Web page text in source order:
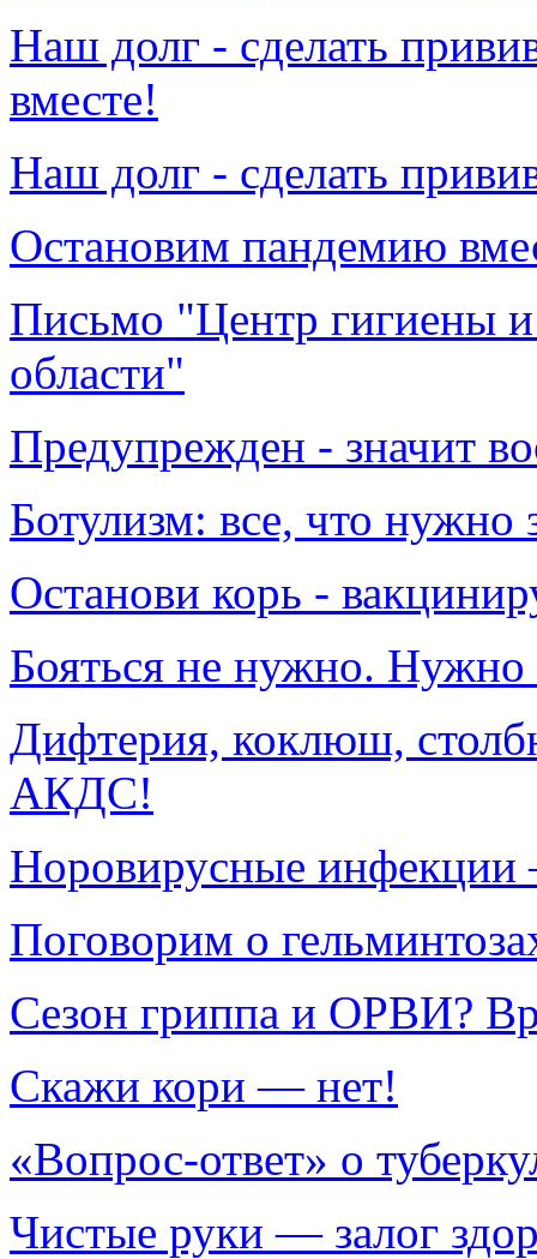
Наш долг - сделать
вместе!
Наш долг - сделать
Остановим пандемию
Письмо "Центр гигиены
области"
Предупрежден - значит
Ботулизм: все, что нужно
Останови корь -
Бояться не нужно. Нужно
Дифтерия, коклюш,
АКДС!
Норовирусные инфекции
Поговорим о
Сезон гриппа и ОРВИ?
Скажи кори — нет!
«Вопрос-ответ» о
Чистые руки — залог